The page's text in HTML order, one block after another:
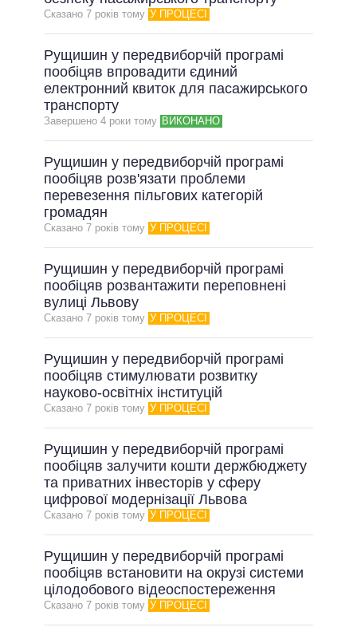
ВСІ ОБІЦЯНКИ
АРХІВНІ ОБІЦЯНКИ
Сказано 7 рокiв тому У ПРОЦЕСІ
Рущишин у передвиборчій програмі
пообіцяв впровадити єдиний
електронний квиток для пасажирського
транспорту
Завершено 4 роки тому ВИКОНАНО
Рущишин у передвиборчій програмі
пообіцяв розв'язати проблеми
перевезення пільгових категорій
громадян
Сказано 7 рокiв тому У ПРОЦЕСІ
Рущишин у передвиборчій програмі
пообіцяв розвантажити переповнені
вулиці Львову
Сказано 7 рокiв тому У ПРОЦЕСІ
Рущишин у передвиборчій програмі
пообіцяв стимулювати розвитку
науково-освітніх інституцій
Сказано 7 рокiв тому У ПРОЦЕСІ
Рущишин у передвиборчій програмі
пообіцяв залучити кошти держбюджету
та приватних інвесторів у сферу
цифрової модернізації Львова
Сказано 7 рокiв тому У ПРОЦЕСІ
Рущишин у передвиборчій програмі
пообіцяв встановити на окрузі системи
цілодобового відеоспостереження
Сказано 7 рокiв тому У ПРОЦЕСІ